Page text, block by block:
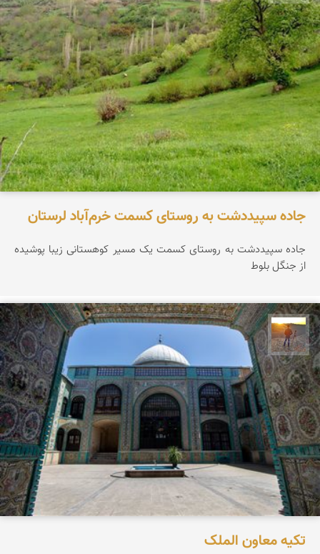
جاده سپیددشت به روستای کسمت خرم‌آباد لرستان
جاده سپیددشت به روستای کسمت یک مسیر کوهستانی زیبا پوشیده
از جنگل بلوط
مهدی مخلصیان
تکیه معاون الملک